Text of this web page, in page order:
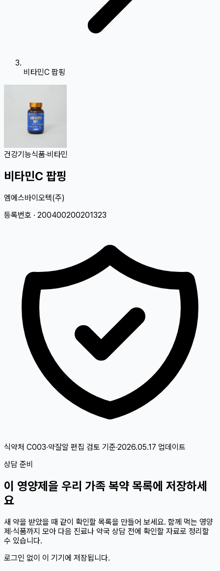
비타민C 팝핑
건강기능식품·비타민
비타민C 팝핑
엠에스바이오텍(주)
등록번호 · 200400200201323
식약처 C003·약잘알 편집 검토 기준·2026.05.17 업데이트
상담 준비
이 영양제 을 우리 가족 복약 목록에 저장하세
요
새 약을 받았을 때 같이 확인할 목록을 만들어 보세요. 함께 먹는 영양
제·식품까지 모아 다음 진료나 약국 상담 전에 확인할 자료로 정리할
수 있습니다.
로그인 없이 이 기기에 저장됩니다.